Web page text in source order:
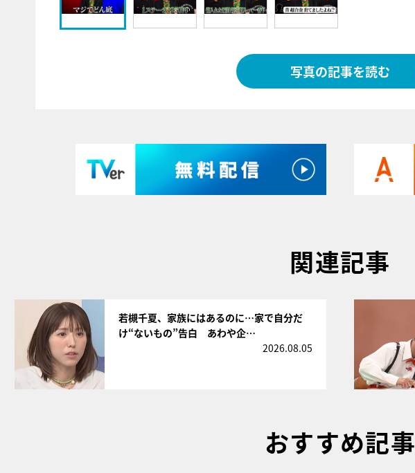
写真の記事を読む
関連記事
若槻千夏、家族にはあるのに…家で自分だ
け“ないもの”告白 あわや企…
2026.08.05
おすすめ記事